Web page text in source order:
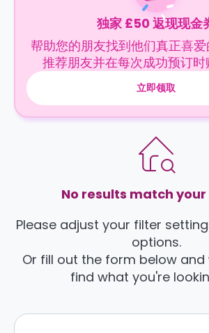
独家 £50 返现现金
帮助您的朋友找到他们真正喜爱
推荐朋友并在每次成功预订时
立即领取
No results match
Please adjust your filter
options.
Or fill out the form below and
find what you're